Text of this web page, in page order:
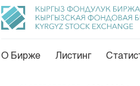
О Бирже Листинг